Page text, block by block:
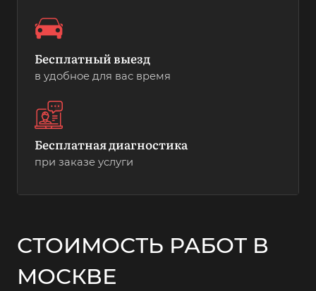
Бесплатный выезд
в удобное для вас время
Бесплатная диагностика
при заказе услуги
СТОИМОСТЬ РАБОТ В
МОСКВЕ